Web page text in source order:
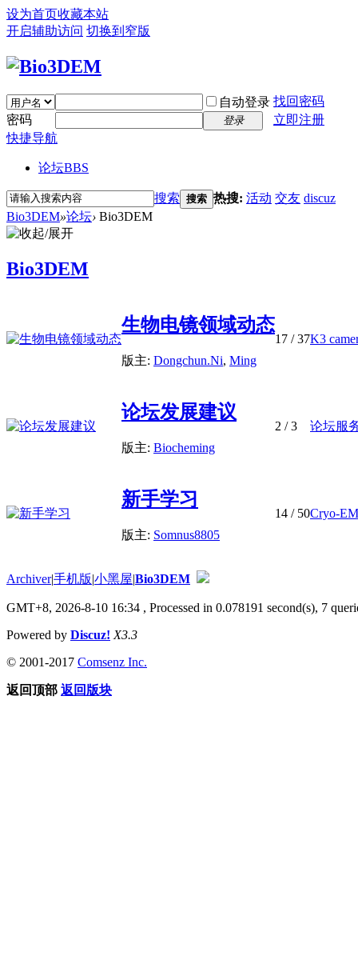
设为首页收藏本站
开启辅助访问 切换到窄版
自动登录 找回密码
密码
登录
立即注册
快捷导航
论坛BBS
搜索 搜索 热搜: 活动 交友 discuz
Bio3DEM»论坛› Bio3DEM
Bio3DEM
生物电镜领域动态
版主: Dongchun.Ni, Ming
17 / 37K3
论坛发展建议
版主: Biocheming
2 / 3 论坛服
新手学习
版主: Somnus8805
14 / 50Cryo-
Archiver|手机版|小黑屋|Bio3DEM
GMT+8, 2026-8-10 16:34 , Processed in 0.078191 second(s), 7
Powered by Discuz! X3.3
© 2001-2017 Comsenz Inc.
返回顶部 返回版块